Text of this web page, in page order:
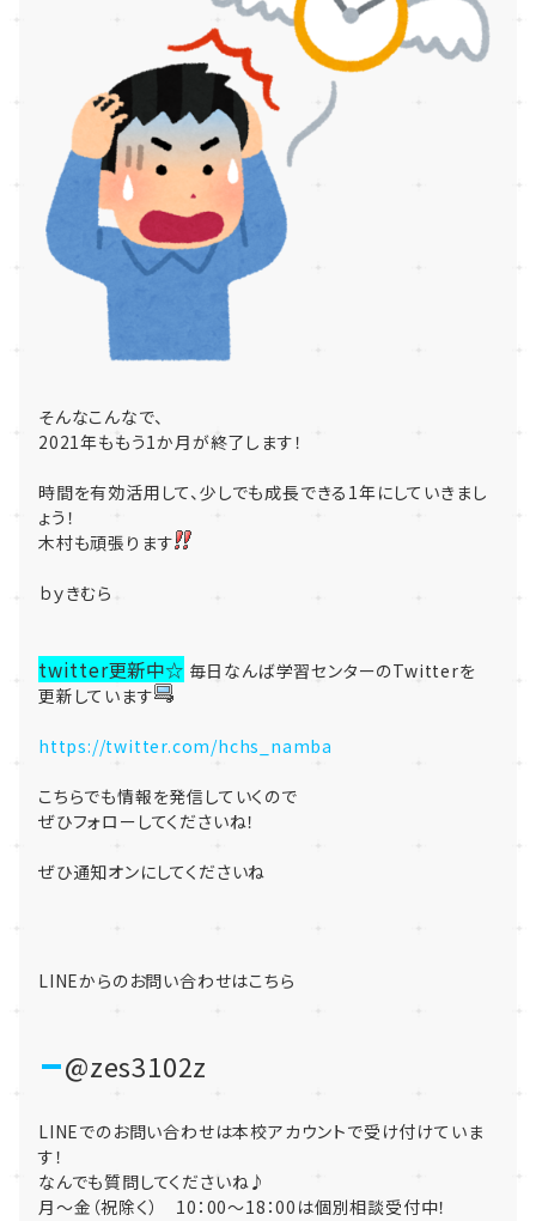
そんなこんなで、
2021年ももう1か月が終了します！
時間を有効活用して、少しでも成長できる1年にしていきまし
ょう！
木村も頑張ります
ｂｙきむら
twitter更新中☆ 毎日なんば学習センターのTwitterを
更新しています
https://twitter.com/hchs_namba
こちらでも情報を発信していくので
ぜひフォローしてくださいね！
ぜひ通知オンにしてくださいね
LINEからのお問い合わせはこちら
@zes3102z
LINEでのお問い合わせは本校アカウントで受け付けていま
す！
なんでも質問してくださいね♪
月～金（祝除く） 10：00～18：00は個別相談受付中！